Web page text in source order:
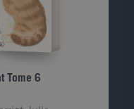
Tome 6